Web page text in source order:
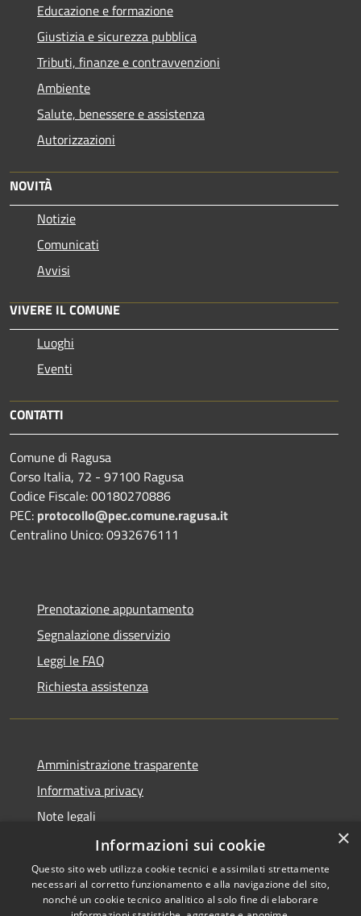
Educazione e formazione
Giustizia e sicurezza pubblica
Tributi, finanze e contravvenzioni
Ambiente
Salute, benessere e assistenza
Autorizzazioni
NOVITÀ
Notizie
Comunicati
Avvisi
VIVERE IL COMUNE
Luoghi
Eventi
CONTATTI
Comune di Ragusa
Corso Italia, 72 - 97100 Ragusa
Codice Fiscale: 00180270886
PEC: protocollo@pec.comune.ragusa.it
Centralino Unico: 0932676111
Prenotazione appuntamento
Segnalazione disservizio
Leggi le FAQ
Richiesta assistenza
Amministrazione trasparente
Informativa privacy
Note legali
Dichiarazione di accessibilità
×
Informazioni sui cookie
Questo sito web utilizza cookie tecnici e assimilati strettamente
necessari al corretto funzionamento e alla navigazione del sito,
nonché un cookie tecnico analitico al solo fine di elaborare